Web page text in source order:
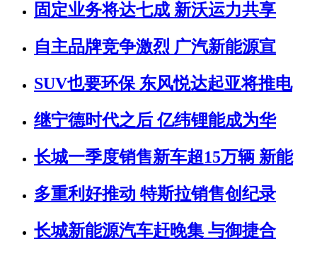
固定业务将达七成 新沃运力共享
自主品牌竞争激烈 广汽新能源宣
SUV也要环保 东风悦达起亚将推电
继宁德时代之后 亿纬锂能成为华
长城一季度销售新车超15万辆 新能
多重利好推动 特斯拉销售创纪录
长城新能源汽车赶晚集 与御捷合